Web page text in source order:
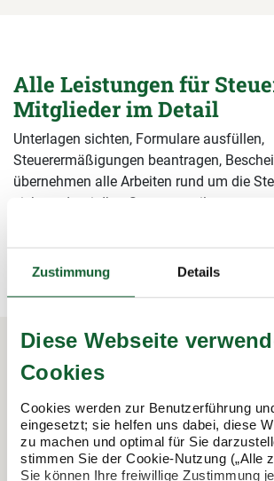
Zustimmung Details
Diese Webseite
Cookies
Cookies werden zur Benutzerführung
eingesetzt; sie helfen uns dabei, diese
zu machen und optimal für Sie
stimmen Sie der Cookie-Nutzung („Alle
Sie können Ihre freiwillige Zustimmung
Alle Leistungen für
Mitglieder im Detail
Unterlagen sichten, Formulare ausfüllen,
Steuerermäßigungen beantragen,
übernehmen alle Arbeiten rund um die
sichern damit Ihre Steuervorteile.
mehr erfahren
mehr erfahren
In 3 Schritten zur
So funktioniert's: